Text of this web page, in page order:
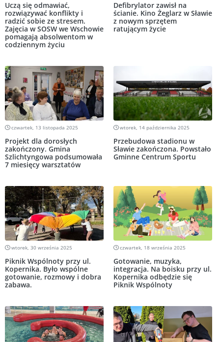
Uczą się odmawiać,
rozwiązywać konflikty i
radzić sobie ze stresem.
Zajęcia w SOSW we Wschowie
pomagają absolwentom w
codziennym życiu
Defibrylator zawisł na
ścianie. Kino Żeglarz w Sławie
z nowym sprzętem
ratującym życie
czwartek, 13 listopada 2025
Projekt dla dorosłych
zakończony. Gmina
Szlichtyngowa podsumowała
7 miesięcy warsztatów
wtorek, 14 października 2025
Przebudowa stadionu w
Sławie zakończona. Powstało
Gminne Centrum Sportu
wtorek, 30 września 2025
Piknik Wspólnoty przy ul.
Kopernika. Było wspólne
gotowanie, rozmowy i dobra
zabawa.
czwartek, 18 września 2025
Gotowanie, muzyka,
integracja. Na boisku przy ul.
Kopernika odbędzie się
Piknik Wspólnoty